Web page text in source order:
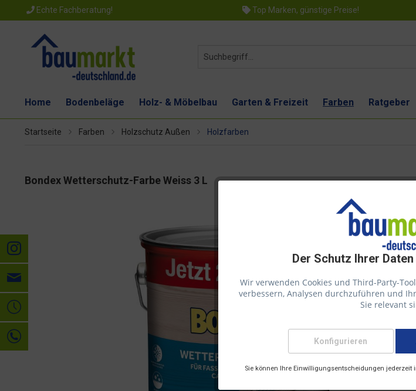
Echte Fachberatung! Top Marken, günstige Preise!
Home Bodenbeläge Holz- & Möbelbau Garten & Freizeit Farben Ratgeber
Der Schutz Ihrer
Wir verwenden Cookies und Third-Party-
verbessern, Analysen durchzuführen und
Sie relevant
Konfigurieren
Sie können Ihre Einwilligungsentscheidungen
Startseite Farben Holzschutz Außen Holzfarben
Bondex Wetterschutz-Farbe Weiss 3 L